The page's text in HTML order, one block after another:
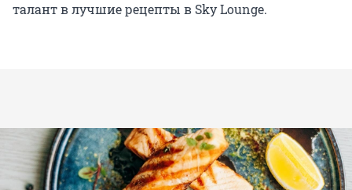
талант в лучшие рецепты в Sky Lounge.